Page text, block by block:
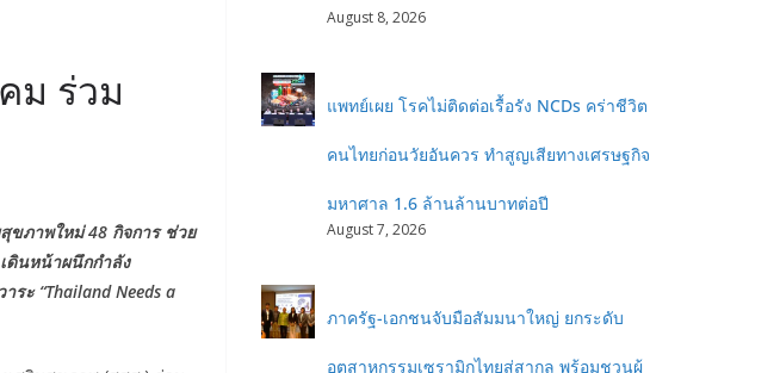
ม ร่วม
ขภาพใหม่ 48 กิจการ ช่วย
ดินหน้าผนึกกำลัง
ระ “Thailand Needs a
August 8, 2026
แพทย์เผย โรคไม่ติดต่อเรื้อรัง NCDs คร่าชีวิต
คนไทยก่อนวัยอันควร ทำสูญเสียทางเศรษฐกิจ
มหาศาล 1.6 ล้านล้านบาทต่อปี
August 7, 2026
ภาครัฐ-เอกชนจับมือสัมมนาใหญ่ ยกระดับ
อุตสาหกรรมเซรามิกไทยสู่สากล พร้อมชวนผู้